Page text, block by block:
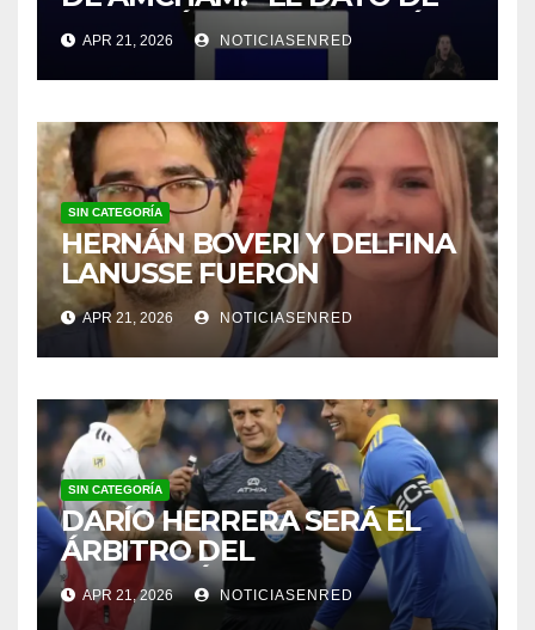
INFLACIÓN NO ME GUSTÓ”
APR 21, 2026 NOTICIASENRED
SIN CATEGORÍA
HERNÁN BOVERI Y DELFINA
LANUSSE FUERON
INHABILITADOS PARA
EJERCER COMO MÉDICOS
APR 21, 2026 NOTICIASENRED
SIN CATEGORÍA
DARÍO HERRERA SERÁ EL
ÁRBITRO DEL
SUPERCLÁSICO EN EL
MONUMENTAL
APR 21, 2026 NOTICIASENRED